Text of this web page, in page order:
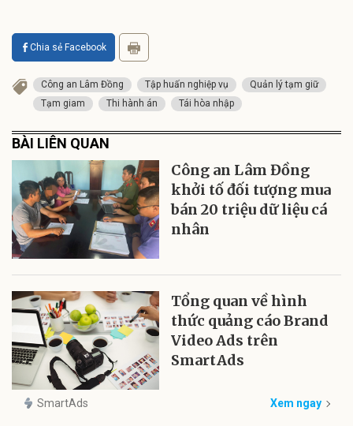
Chia sẻ Facebook
Công an Lâm Đồng Tập huấn nghiệp vụ
Quản lý tạm giữ
Tạm giam
Thi hành án Tái hòa nhập
BÀI LIÊN QUAN
Công an Lâm Đồng
khởi tố đối tượng mua
bán 20 triệu dữ liệu cá
nhân
Tổng quan về hình
thức quảng cáo Brand
Video Ads trên
SmartAds
SmartAds Xem ngay